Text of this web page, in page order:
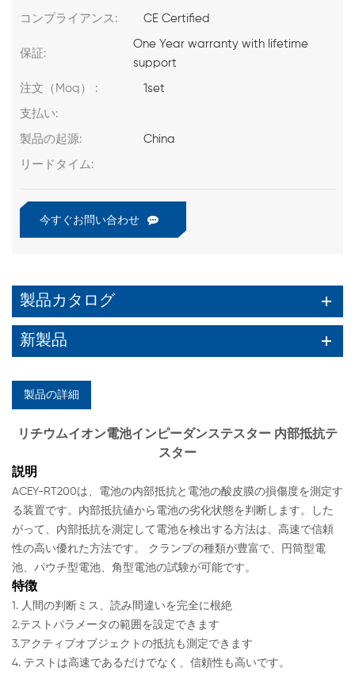
コンプライアンス: CE Certified
保証:
One Year warranty with lifetime
support
注文（Moq） : 1set
支払い:
製品の起源: China
リードタイム:
今すぐお問い合わせ
製品カタログ
新製品
製品の詳細
リチウムイオン電池インピーダンステスター 内部抵抗テ
スター
説明
ACEY-RT200は、電池の内部抵抗と電池の酸皮膜の損傷度を測定す
る装置です。内部抵抗値から電池の劣化状態を判断します。した
がって、内部抵抗を測定して電池を検出する方法は、高速で信頼
性の高い優れた方法です。 クランプの種類が豊富で、円筒型電
池、パウチ型電池、角型電池の試験が可能です。
特徴
1. 人間の判断ミス、読み間違いを完全に根絶
2.テストパラメータの範囲を設定できます
3.アクティブオブジェクトの抵抗も測定できます
4. テストは高速であるだけでなく、信頼性も高いです。